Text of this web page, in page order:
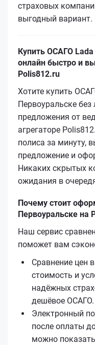
страховых
выгодный вариант.
Купить ОСАГО
онлайн быстро и
Polis812.ru
Хотите купить
Первоуральске
предложения от
агрегаторе
полиса за минуту,
предложение и
Никаких скрытых
ожидания в
Почему стоит
Первоуральске на
Наш сервис
поможет вам
Сравнение цен
стоимость и
надёжных
дешёвое ОСАГО.
Электронный
после оплаты
можно